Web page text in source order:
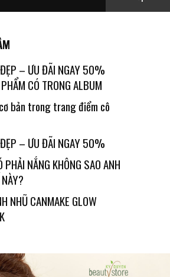
– ƯU ĐÃI NGAY 50%
CÓ TRONG ALBUM
bản trong trang điểm cô
– ƯU ĐÃI NGAY 50%
PHẢI NẮNG KHÔNG SAO ANH
NHŨ CANMAKE GLOW